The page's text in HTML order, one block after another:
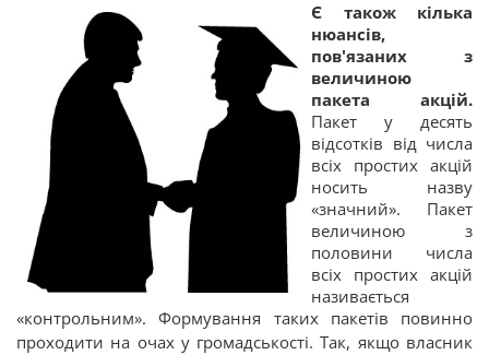
Є також кілька
нюансів,
пов'язаних з
величиною
пакета акцій.
Пакет у десять
відсотків від числа
всіх простих акцій
носить назву
«значний». Пакет
величиною з
половини числа
всіх простих акцій
називається
«контрольним». Формування таких пакетів повинно
проходити на очах у громадськості. Так, якщо власник